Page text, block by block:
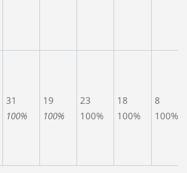
31
100%
19
100%
23
100%
18
100%
8
100%